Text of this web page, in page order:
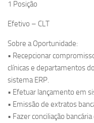
1 Posição
Efetivo – CLT
Sobre a Oportunidade:
• Recepcionar
clínicas e departamentos
sistema ERP.
• Efetuar lançamento em
• Emissão de extratos
• Fazer conciliação